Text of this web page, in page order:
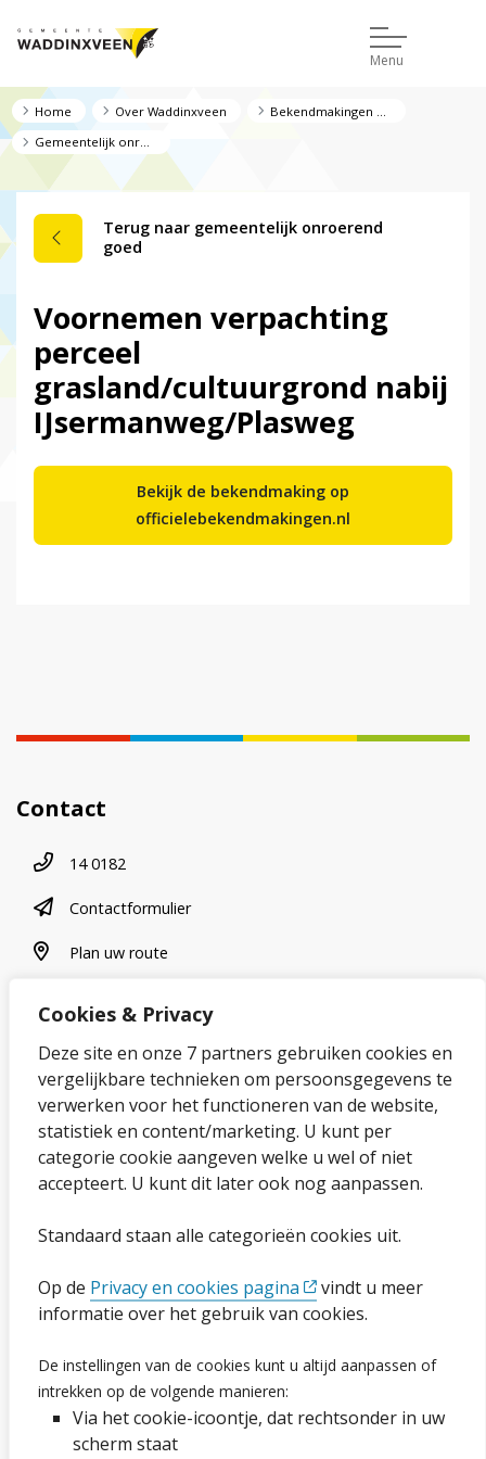
Cookies & Privacy
Deze site en onze 7 partners gebruiken cookies en
vergelijkbare technieken om persoonsgegevens te
verwerken voor het functioneren van de website,
statistiek en content/marketing. U kunt per
categorie cookie aangeven welke u wel of niet
accepteert. U kunt dit later ook nog aanpassen.
Standaard staan alle categorieën cookies uit.
Op de Privacy en cookies pagina
vindt u meer
informatie over het gebruik van cookies.
De instellingen van de cookies kunt u altijd aanpassen of
intrekken op de volgende manieren:
Via het cookie-icoontje, dat rechtsonder in uw
scherm staat
Menu
Home Over Waddinxveen
Gemeentelijk onroerend goed
Terug naar gemeentelijk onroerend
goed
Voornemen verpachting
perceel
grasland/cultuurgrond nabij
IJsermanweg/Plasweg
Bekijk de bekendmaking op
officielebekendmakingen.nl
Contact
Telefoonnummer
14 0182
contactformulier
Contactformulier
plan uw route
Plan uw route
Over onze website
Sitemap
Privacybeleid en cookies
Cookies wijzigen
Ga naar de pagina
Proclaimer en copyright
Webarchief